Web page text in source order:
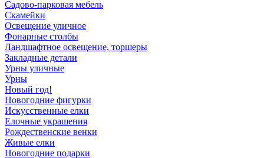
Садово-парковая мебель
Скамейки
Освещение уличное
Фонарные столбы
Ландшафтное освещение, торшеры
Закладные детали
Урны уличные
Урны
Новый год!
Новогодние фигурки
Искусственные елки
Елочные украшения
Рождественские венки
Живые елки
Новогодние подарки